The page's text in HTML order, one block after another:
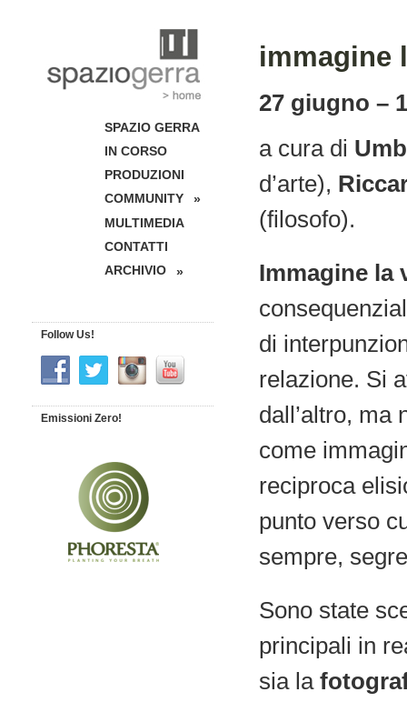
immagine
27 giugno –
a cura di
d’arte),
(filosofo).
Immagine la
di
relazione. Si
dall’altro, ma
come
reciproca
punto verso
sempre,
Sono state
principali in
sia la
SPAZIO GERRA
IN CORSO
PRODUZIONI
COMMUNITY
»
MULTIMEDIA
CONTATTI
ARCHIVIO
»
Follow Us!
Emissioni Zero!